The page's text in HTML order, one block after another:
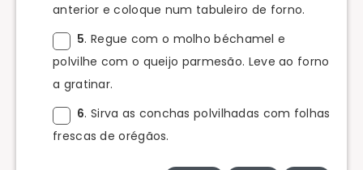
anterior e coloque num tabuleiro de forno.
5. Regue com o molho béchamel e
polvilhe com o queijo parmesão. Leve ao forno
a gratinar.
6. Sirva as conchas polvilhadas com folhas
frescas de orégãos.